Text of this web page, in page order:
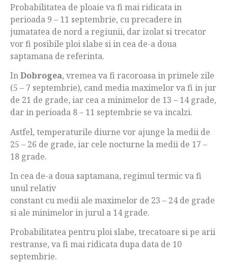
Probabilitatea de ploaie va fi mai ridicata in
perioada 9 – 11 septembrie, cu precadere in
jumatatea de nord a regiunii, dar izolat si trecator
vor fi posibile ploi slabe si in cea de-a doua
saptamana de referinta.
InDobrogea, vremea va fi racoroasa in primele zile
(5 – 7 septembrie), cand media maximelor va fi in jur
de 21 de grade, iar cea a minimelor de 13 – 14 grade,
dar in perioada 8 – 11 septembrie se va incalzi.
Astfel, temperaturile diurne vor ajunge la medii de
25 – 26 de grade, iar cele nocturne la medii de 17 –
18 grade.
In cea de-a doua saptamana, regimul termic va fi
unul relativ
constant cu medii ale maximelor de 23 – 24 de grade
si ale minimelor in jurul a 14 grade.
Probabilitatea pentru ploi slabe, trecatoare si pe arii
restranse, va fi mai ridicata dupa data de 10
septembrie.